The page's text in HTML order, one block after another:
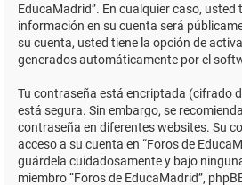
EducaMadrid”. En cualquier caso, usted
información en su cuenta será
su cuenta, usted tiene la opción de
generados automáticamente por el
Tu contraseña está encriptada (cifrado
está segura. Sin embargo, se
contraseña en diferentes websites. Su
acceso a su cuenta en “Foros de
guárdela cuidadosamente y bajo
miembro “Foros de EducaMadrid”,